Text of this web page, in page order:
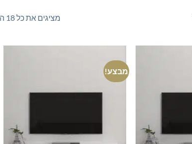
מציגים את כל ⁦18⁩ התוצאות
מבצע!